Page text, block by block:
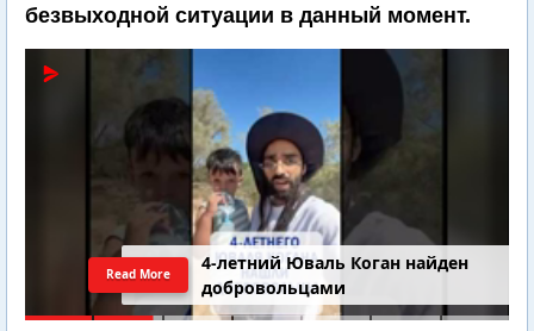
безвыходной ситуации в данный момент.
Последний шанс Ирана. Теракт в
Самарии // Новости Израиля.
Шарп. Финкель. Дубнов
Read More